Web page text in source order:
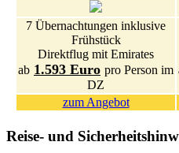
7 Übernachtungen inklusive
Frühstück
Direktflug mit Emirates
ab 1.593 Euro pro Person im
DZ
zum Angebot
Reise- und